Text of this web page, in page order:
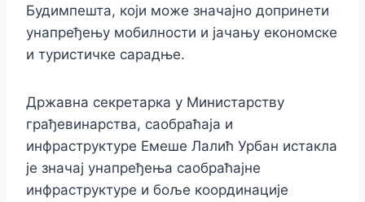
Будимпешта, који може значајно допринети
унапређењу мобилности и јачању економске
и туристичке сарадње.
Државна секретарка у Министарству
грађевинарства, саобраћаја и
инфраструктуре Емеше Лалић Урбан истакла
је значај унапређења саобраћајне
инфраструктуре и боље координације